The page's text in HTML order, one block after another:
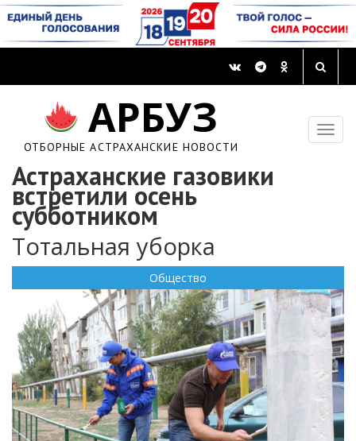
АРБУЗ
ОТБОРНЫЕ АСТРАХАНСКИЕ НОВОСТИ
Астраханские газовики
встретили осень
субботником
Тотальная уборка
Общество